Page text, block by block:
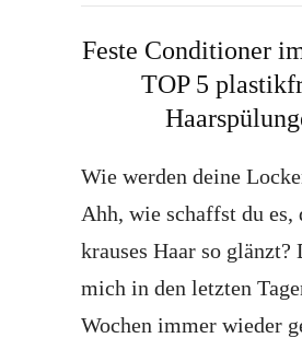
Feste Conditioner
TOP 5
Wie werden deine
Ahh, wie schaffst du es,
krauses Haar so glänzt?
mich in den letzten
Wochen immer wieder